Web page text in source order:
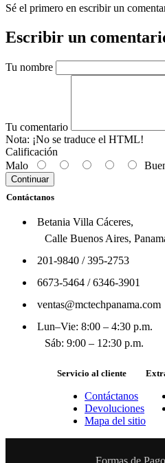
Sé el primero en escribir un
Escribir un
Tu nombre
Tu comentario
Nota: ¡No se traduce el HTML!
Calificación
Malo
Continuar
Contáctanos
Betania Villa Cáceres,
Calle Buenos Aires,
201-9840/395-2753
6673-5464/6346-3901
ventas@mctechpanama.com
Lun–Vie: 8:00 – 4:30 p.m.
Sáb: 9:00 – 12:30 p.m.
Servicio al cliente
Contáctanos
Devoluciones
Mapa del sitio
Formas de